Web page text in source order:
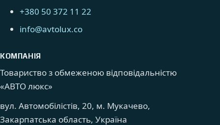
+380 50 372 11 22
info@avtolux.co
КОМПАНІЯ
Товариство з обмеженою відповідальністю
«АВТО люкс»
вул. Автомобілістів, 20, м. Мукачево,
Закарпатська область, Україна